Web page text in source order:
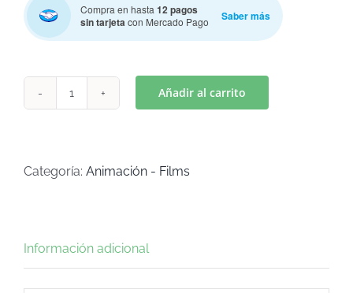
Compra en hasta 12 pagos
sin tarjetacon Mercado Pago Saber más
9(Art
Añadir al carrito
Categoría: Animación - Films
Información adicional